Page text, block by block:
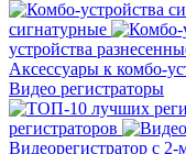
сигнатурные
устройства
Аксессуары к комбо-
Видео регистраторы
регистраторов
Видеорегистратор с 2-